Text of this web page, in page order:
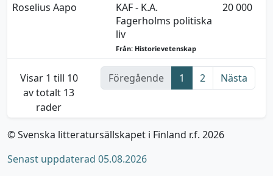
Roselius Aapo
KAF - K.A.
Fagerholms politiska
liv
Från: Historievetenskap
20 000
Visar 1 till 10
av totalt 13
rader
Föregående 1 2 Nästa
© Svenska litteratursällskapet i Finland r.f. 2026
Senast uppdaterad 05.08.2026